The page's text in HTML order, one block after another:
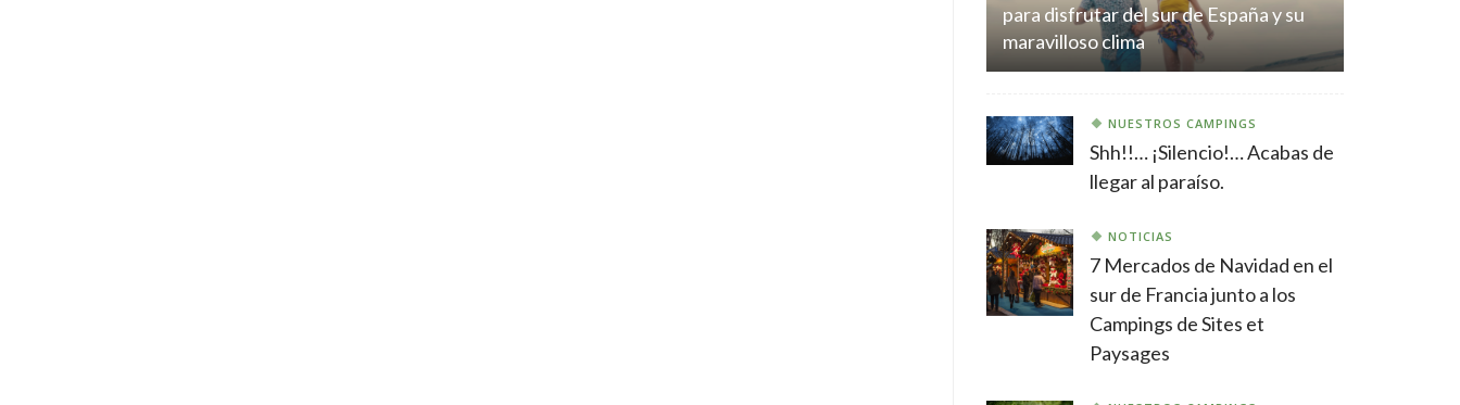
para disfrutar del sur de España y su
maravilloso clima
NUESTROS CAMPINGS
Shh!!… ¡Silencio!… Acabas de
llegar al paraíso.
NOTICIAS
7 Mercados de Navidad en el
sur de Francia junto a los
Campings de Sites et
Paysages